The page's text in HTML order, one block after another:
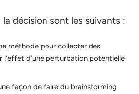
la décision sont les suivants :
méthode pour collecter des
l’effet d’une perturbation potentielle
façon de faire du brainstorming